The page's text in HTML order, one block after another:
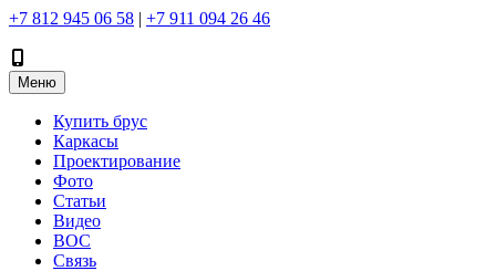
+7 812 945 06 58 | +7 911 094 26 46
Меню
Купить брус
Каркасы
Проектирование
Фото
Статьи
Видео
ВОС
Связь